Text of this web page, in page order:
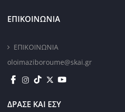
ΕΠΙΚΟΙΝΩΝΙΑ
ΕΠΙΚΟΙΝΩΝΙΑ
oloimaziboroume@skai.gr
ΔΡΑΣΕ ΚΑΙ ΕΣΥ